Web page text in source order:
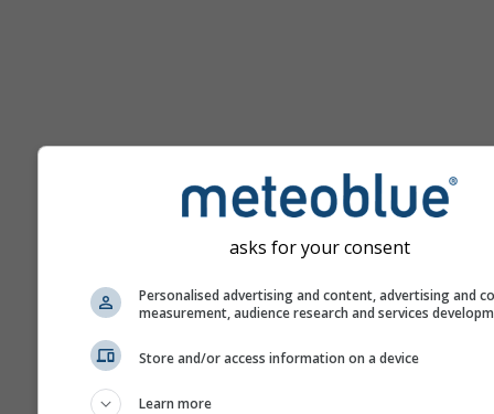
მეტი ამინდის მონაცემი
asks for your consent
Personalised advertising and content, advertising and
measurement, audience research and services
Store and/or access information on a device
Learn more